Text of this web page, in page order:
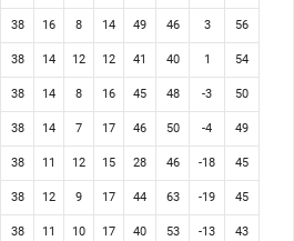
38 16 8 14 49 46 3 56
38 14 12 12 41 40 1 54
38 14 8 16 45 48 -3 50
38 14 7 17 46 50 -4 49
38 11 12 15 28 46 -18 45
38 12 9 17 44 63 -19 45
38 11 10 17 40 53 -13 43